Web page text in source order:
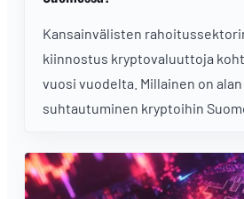
Kansainvälisten
kiinnostus kryptovaluuttoja
vuosi vuodelta. Millainen on
suhtautuminen kryptoihin